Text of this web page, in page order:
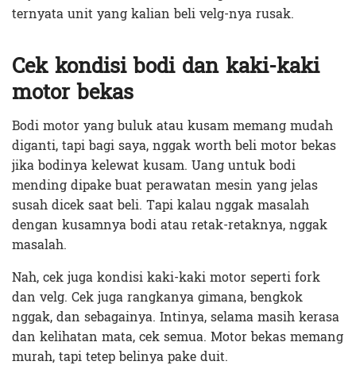
ternyata unit yang kalian beli velg-nya rusak.
Cek kondisi bodi dan kaki-kaki
motor bekas
Bodi motor yang buluk atau kusam memang mudah
diganti, tapi bagi saya, nggak worth beli motor bekas
jika bodinya kelewat kusam. Uang untuk bodi
mending dipake buat perawatan mesin yang jelas
susah dicek saat beli. Tapi kalau nggak masalah
dengan kusamnya bodi atau retak-retaknya, nggak
masalah.
Nah, cek juga kondisi kaki-kaki motor seperti fork
dan velg. Cek juga rangkanya gimana, bengkok
nggak, dan sebagainya. Intinya, selama masih kerasa
dan kelihatan mata, cek semua. Motor bekas memang
murah, tapi tetep belinya pake duit.